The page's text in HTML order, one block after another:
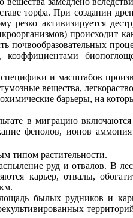
торфа. При создании
активизируется
происходит
коэффициентами
и масштабов
вещества,
барьеры, на
в миграцию
фенолов, ионов
типом растительности.
руд и отвалов. В
карьер, отвалы,
.
былых рудников и